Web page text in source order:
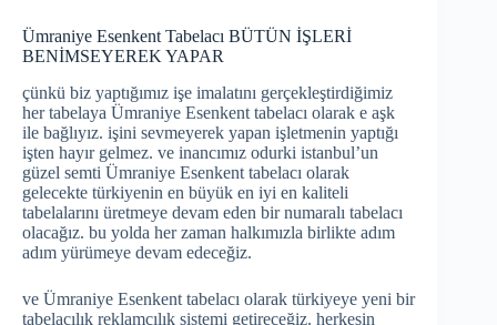
Ümraniye Esenkent Tabelacı BÜTÜN İŞLERİ
BENİMSEYEREK YAPAR
çünkü biz yaptığımız işe imalatını gerçekleştirdiğimiz
her tabelaya Ümraniye Esenkent tabelacı olarak e aşk
ile bağlıyız. işini sevmeyerek yapan işletmenin yaptığı
işten hayır gelmez. ve inancımız odurki istanbul’un
güzel semti Ümraniye Esenkent tabelacı olarak
gelecekte türkiyenin en büyük en iyi en kaliteli
tabelalarını üretmeye devam eden bir numaralı tabelacı
olacağız. bu yolda her zaman halkımızla birlikte adım
adım yürümeye devam edeceğiz.
ve Ümraniye Esenkent tabelacı olarak türkiyeye yeni bir
tabelacılık reklamcılık sistemi getireceğiz. herkesin